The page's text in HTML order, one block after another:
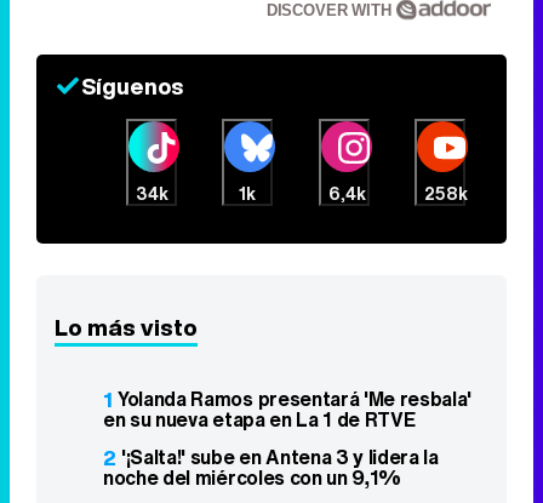
DISCOVER WITH
Síguenos
34k 1k 6,4k 258k
Lo más visto
1 Yolanda Ramos presentará 'Me resbala'
en su nueva etapa en La 1 de RTVE
2 '¡Salta!' sube en Antena 3 y lidera la
noche del miércoles con un 9,1%